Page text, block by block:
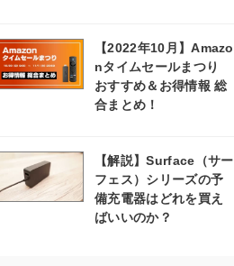
【2022年10月】Amazo
nタイムセールまつり
おすすめ＆お得情報 総
合まとめ！
【解説】Surface（サー
フェス）シリーズの予
備充電器はどれを買え
ばいいのか？